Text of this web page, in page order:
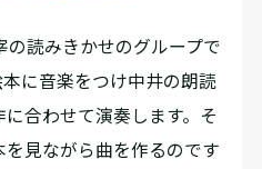
読みきかせのグループで
に音楽をつけ中井の朗読
合わせて演奏します。そ
見ながら曲を作るのです